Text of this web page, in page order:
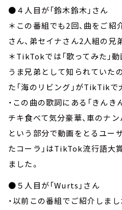
●４人目が「鈴木鈴木」さん
＊この番組でも2回、曲をご紹
さん、弟セイナさん2人組の兄
＊TikTokでは「歌ってみた」
うま兄弟として知られていた
た「海のリビング」がTikTikで
・この曲の歌詞にある「きんき
チキ食べて気分豪華、車のナン
という部分で動画をとるユー
たコーラ」はTikTok流行語大
ました。
●５人目が「Wurts」さん
・以前この番組でご紹介しま